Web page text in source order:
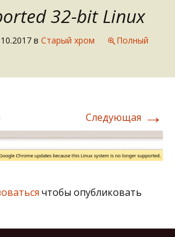
32-bit Linux
в Старый хром
Полный
Следующая →
чтобы опубликовать